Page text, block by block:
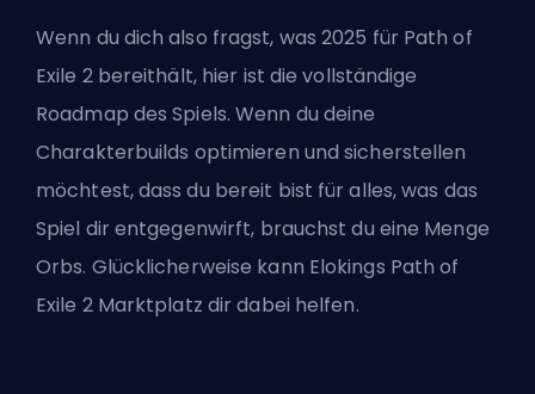
Wenn du dich also fragst, was 2025 für Path of
Exile 2 bereithält, hier ist die vollständige
Roadmap des Spiels. Wenn du deine
Charakterbuilds optimieren und sicherstellen
möchtest, dass du bereit bist für alles, was das
Spiel dir entgegenwirft, brauchst du eine Menge
Orbs. Glücklicherweise kann Elokings Path of
Exile 2 Marktplatz dir dabei helfen.